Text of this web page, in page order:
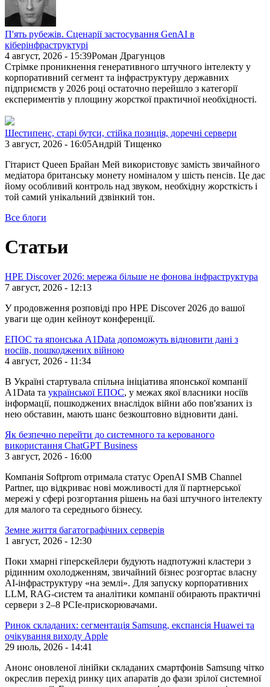
П'ять рубежів. Сценарії застосування GenAI в
кіберінфраструктурі
4 август, 2026 - 15:39Роман Драгунцов
Стрімке проникнення генеративного штучного інтелекту у
корпоративний сегмент та інфраструктуру державних
підприємств у 2026 році остаточно перейшло з категорії
експериментів у площину жорсткої практичної необхідності.
Шестипенс, старі бутси, стійка позиція, доречні сервери
3 август, 2026 - 16:05Андрій Тищенко
Гітарист Queen Брайан Мей використовує замість звичайного
медіатора британську монету номіналом у шість пенсів. Це дає
йому особливий контроль над звуком, необхідну жорсткість і
той самий унікальний дзвінкий тон.
Все блоги
Статьи
HPE Discover 2026: мережа більше не фонова інфраструктура
7 август, 2026 - 12:13
У продовження розповіді про HPE Discover 2026 до вашої
уваги ще один кейноут конференції.
ЕПОС та японська A1Data допоможуть відновити дані з
носіїв, пошкоджених війною
4 август, 2026 - 11:34
В Україні стартувала спільна ініціатива японської компанії
A1Data та української ЕПОС, у межах якої власники носіїв
інформації, пошкоджених внаслідок війни або пов'язаних із
нею обставин, мають шанс безкоштовно відновити дані.
Як безпечно перейти до системного та керованого
використання ChatGPT Business
3 август, 2026 - 16:00
Компанія Softprom отримала статус OpenAI SMB Channel
Partner, що відкриває нові можливості для її партнерської
мережі у сфері розгортання рішень на базі штучного інтелекту
для малого та середнього бізнесу.
Земне життя багатографічних серверів
1 август, 2026 - 12:30
Поки хмарні гіперскейлери будують надпотужні кластери з
рідинним охолодженням, звичайний бізнес розгортає власну
АІ-інфраструктуру «на землі». Для запуску корпоративних
LLM, RAG-систем та аналітики компанії обирають практичні
сервери з 2–8 PCIe-прискорювачами.
Ринок складаних: сегментація Samsung, експансія Huawei та
очікування виходу Apple
29 июль, 2026 - 14:41
Анонс оновленої лінійки складаних смартфонів Samsung чітко
окреслив перехід ринку цих апаратів до фази зрілої системної